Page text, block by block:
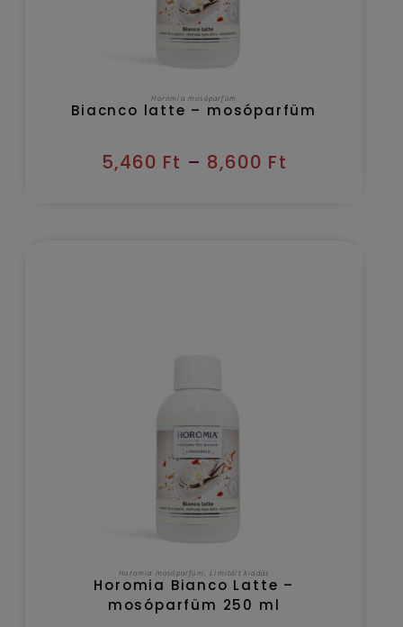
OPCIÓK VÁLASZTÁSA
Horomia mosóparfüm
Biacnco latte – mosóparfüm
5,460 Ft – 8,600 Ft
OPCIÓK VÁLASZTÁSA
Horomia mosóparfüm ,Limitált kiadás
Horomia Bianco Latte –
mosóparfüm 250 ml